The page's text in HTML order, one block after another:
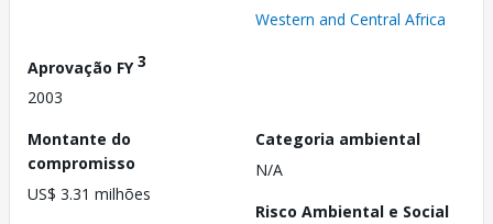
Western and Central Africa
Aprovação FY3
2003
Montante do
compromisso
US$ 3.31 milhões
Categoria ambiental
N/A
Risco Ambiental e Social